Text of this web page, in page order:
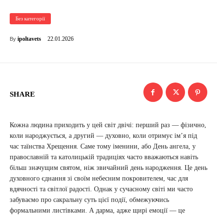
Без категорії
By ipoltavets 22.01.2026
SHARE
Кожна людина приходить у цей світ двічі: перший раз — фізично,
коли народжується, а другий — духовно, коли отримує ім’я під
час таїнства Хрещення. Саме тому іменини, або День ангела, у
православній та католицькій традиціях часто вважаються навіть
більш значущим святом, ніж звичайний день народження. Це день
духовного єднання зі своїм небесним покровителем, час для
вдячності та світлої радості. Однак у сучасному світі ми часто
забуваємо про сакральну суть цієї події, обмежуючись
формальними листівками. А дарма, адже щирі емоції — це